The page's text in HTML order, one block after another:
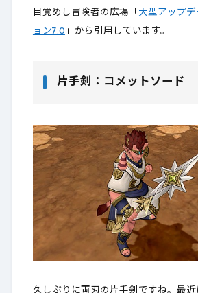
1-13. ブーメラン：フォーリン
2. 最後に
目覚めし冒険者の広場「 大型アップ
ョン7.0 」から引用しています。
片手剣：コメットソード
久しぶりに両刃の片手剣ですね。最近